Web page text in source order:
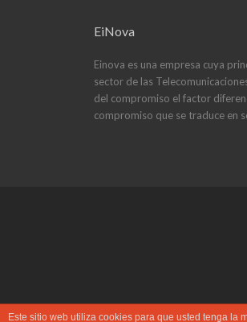
EiNova
Einova es una empresa cuya
sector de las
del compromiso el factor
compromiso que se traduce en
Este sitio web utiliza cookies para que usted tenga